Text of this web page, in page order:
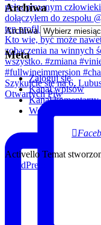
Szykujcie się na 6.
Otwartych Piw
Archiwa
Archiwa
Meta
Zaloguj się
Kanał wpisów
Kanał komentarzy
WordPress.org
Activello Temat
WordPress